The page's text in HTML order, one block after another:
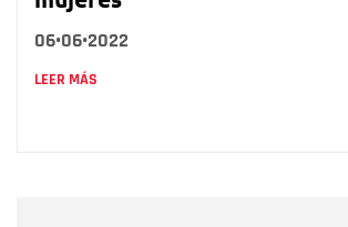
06•06•2022
LEER MÁS